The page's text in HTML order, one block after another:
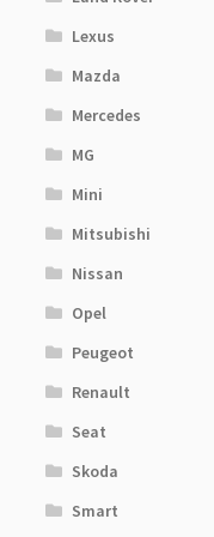
Lexus
Mazda
Mercedes
MG
Mini
Mitsubishi
Nissan
Opel
Peugeot
Renault
Seat
Skoda
Smart